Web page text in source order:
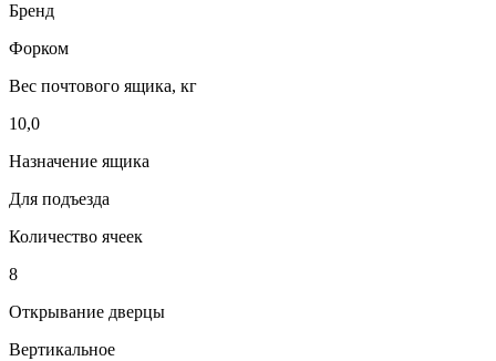
Бренд
Форком
Вес почтового ящика, кг
10,0
Назначение ящика
Для подъезда
Количество ячеек
8
Открывание дверцы
Вертикальное